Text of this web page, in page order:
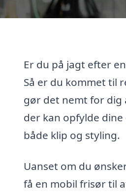
Er du på jagt efter
Så er du kommet til
gør det nemt for dig
der kan opfylde
både klip og styling.
Uanset om du
få en mobil frisør til